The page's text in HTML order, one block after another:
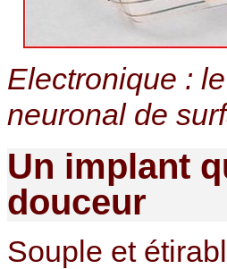
Electronique :
neuronal de
Un implant
douceur
Souple et